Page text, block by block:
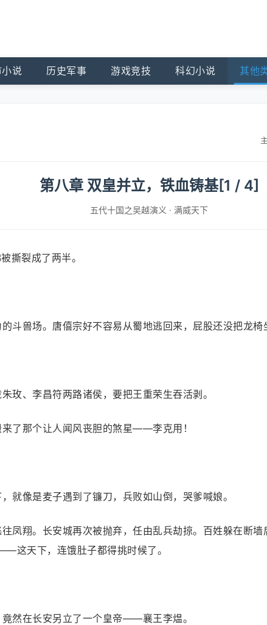
说 历史军事 游戏竞技 科幻小说 其他
第八章 双皇并立，铁血铸基[1 / 4]
五代十国之吴越演义 · 满威天下
撕裂成了两半。
斗兽场。唐僖宗好不容易从蜀地逃回来，屁股还没把龙椅
玫、李昌符两路诸侯，要把王重荣生吞活剥。
了那个让人闻风丧胆的煞星——李克用！
就像是麦子遇到了镰刀，兵败如山倒，哭爹喊娘。
凤翔。长安城再次被抛弃，任由乱兵劫掠。百姓躲在断墙
这天下，连饿肚子都得挑时候了。
然在长安另立了一个皇帝——襄王李煴。